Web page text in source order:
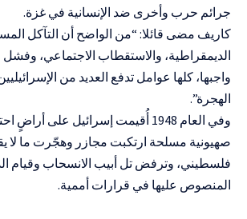
جرائم حرب وأخرى ضد الإنسانية في غزة.
كاريف مضى قائلا: “من الواضح أن التآكل
الديمقراطية، والاستقطاب الاجتماعي، وفشل
واجبها، كلها عوامل تدفع العديد من
الهجرة”.
وفي العام 1948 أُقيمت إسرائيل على
فلسطيني، وترفض تل أبيب الانسحاب وقيام
المنصوص عليها في قرارات أممية.